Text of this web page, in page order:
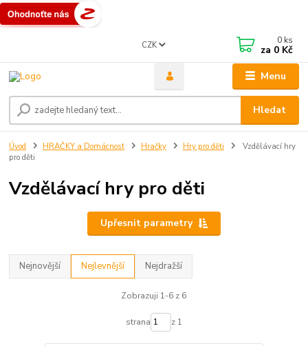
Menu
CZK
Hledat
0 ks
za 0 Kč
Úvod HRAČKY a Domácnost Hračky Hry pro děti
Vzdělávací hry
pro děti
Vzdělávací hry pro děti
Upřesnit parametry
Nejnovější Nejlevnější Nejdražší
Zobrazuji 1-6 z 6
strana z 1